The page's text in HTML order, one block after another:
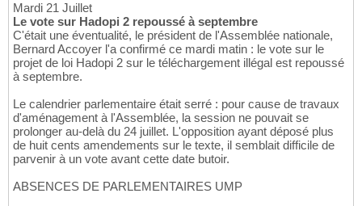
Mardi 21 Juillet
Le vote sur Hadopi 2 repoussé à septembre
C'était une éventualité, le président de l'Assemblée nationale,
Bernard Accoyer l'a confirmé ce mardi matin : le vote sur le
projet de loi Hadopi 2 sur le téléchargement illégal est repoussé
à septembre.
Le calendrier parlementaire était serré : pour cause de travaux
d'aménagement à l'Assemblée, la session ne pouvait se
prolonger au-delà du 24 juillet. L'opposition ayant déposé plus
de huit cents amendements sur le texte, il semblait difficile de
parvenir à un vote avant cette date butoir.
ABSENCES DE PARLEMENTAIRES UMP